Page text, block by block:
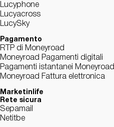
Lucyphone
Lucyacross
LucySky
Pagamento
RTP di Moneyroad
Moneyroad Pagamenti digitali
Pagamenti istantanei Moneyroad
Moneyroad Fattura elettronica
Marketinlife
Rete sicura
Sepamail
Netitbe